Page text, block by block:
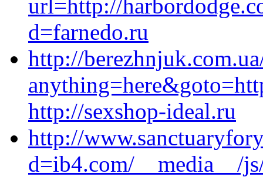
url=http://
d=farnedo.ru
http://
http://sexshop-ideal.ru
http://
d=ib4.com/__media__/